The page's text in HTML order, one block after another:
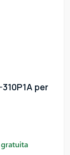
per